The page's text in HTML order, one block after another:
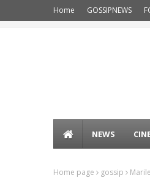
Home GOSSIPNEWS
NEWS
Home page gossip